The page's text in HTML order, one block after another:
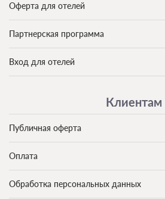
Оферта для отелей
Партнерская программа
Вход для отелей
Клиентам
Публичная оферта
Оплата
Обработка персональных данных